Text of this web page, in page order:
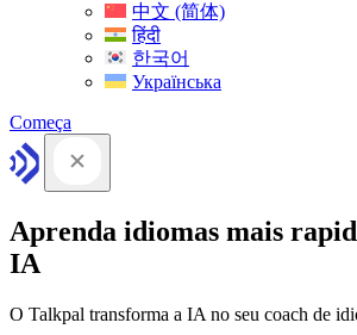
中文 (简体)
हिंदी
한국어
Українська
Começa
Aprenda idiomas mais
IA
O Talkpal transforma a IA no seu coach de